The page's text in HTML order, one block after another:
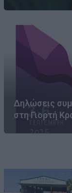
Δηλώσεις
στη Γιορτή